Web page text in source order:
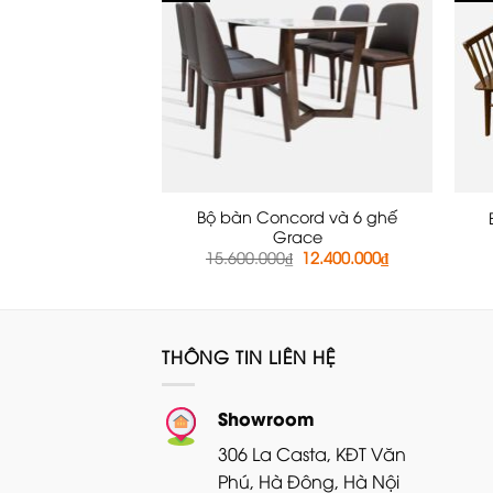
Bộ bàn Concord và 6 ghế
Grace
15.600.000₫ Giá
12.400.000₫Giá
hiện
THÔNG TIN LIÊN HỆ
Showroom
306 La Casta, KĐT Văn
Phú, Hà Đông, Hà Nội